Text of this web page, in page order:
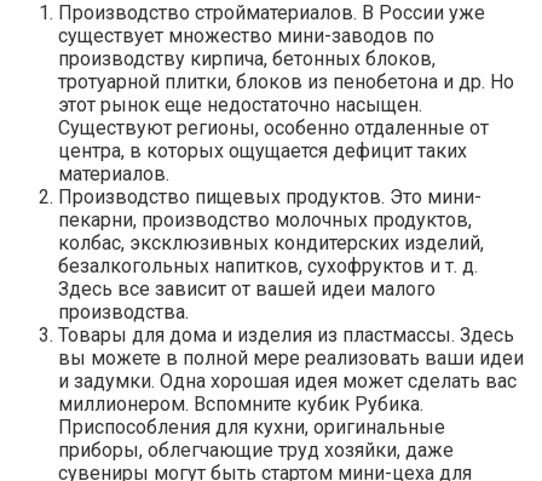
Производство стройматериалов. В России уже
существует множество мини-заводов по
производству кирпича, бетонных блоков,
тротуарной плитки, блоков из пенобетона и др. Но
этот рынок еще недостаточно насыщен.
Существуют регионы, особенно отдаленные от
центра, в которых ощущается дефицит таких
материалов.
Производство пищевых продуктов. Это мини-
пекарни, производство молочных продуктов,
колбас, эксклюзивных кондитерских изделий,
безалкогольных напитков, сухофруктов и т. д.
Здесь все зависит от вашей идеи малого
производства.
Товары для дома и изделия из пластмассы. Здесь
вы можете в полной мере реализовать ваши идеи
и задумки. Одна хорошая идея может сделать вас
миллионером. Вспомните кубик Рубика.
Приспособления для кухни, оригинальные
приборы, облегчающие труд хозяйки, даже
сувениры могут быть стартом мини-цеха для